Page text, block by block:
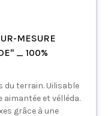
MESURE
_ 100%
du terrain. Uilisable
et vélléda.
grâce à une